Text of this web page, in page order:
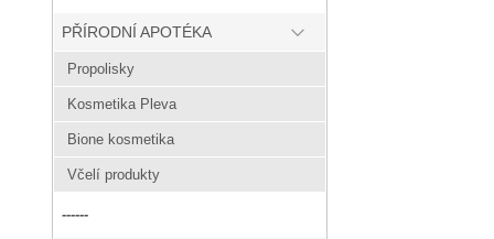
PŘÍRODNÍ APOTÉKA
Propolisky
Kosmetika Pleva
Bione kosmetika
Včelí produkty
------